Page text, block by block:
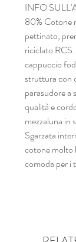
INFO
80% Cotone
pettinato,
riciclato
cappuccio
struttura con
parasudore a
qualità e
mezzaluna in
Sgarzata
cotone molto
comoda per i